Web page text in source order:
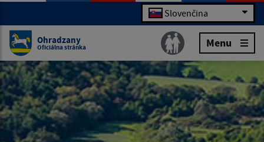
Slovenčina
Ohradzany
Oficiálna stránka Menu